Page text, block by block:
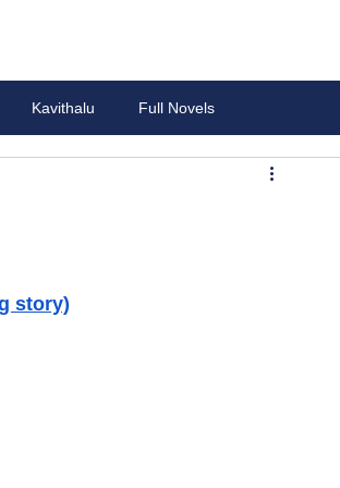
Kavithalu Full Novels
story)